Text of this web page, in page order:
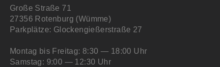
Große Straße 71
27356 Rotenburg (Wümme)
Parkplätze: Glockengießerstraße 27
Montag bis Freitag: 8:30 — 18:00 Uhr
Samstag: 9:00 — 12:30 Uhr